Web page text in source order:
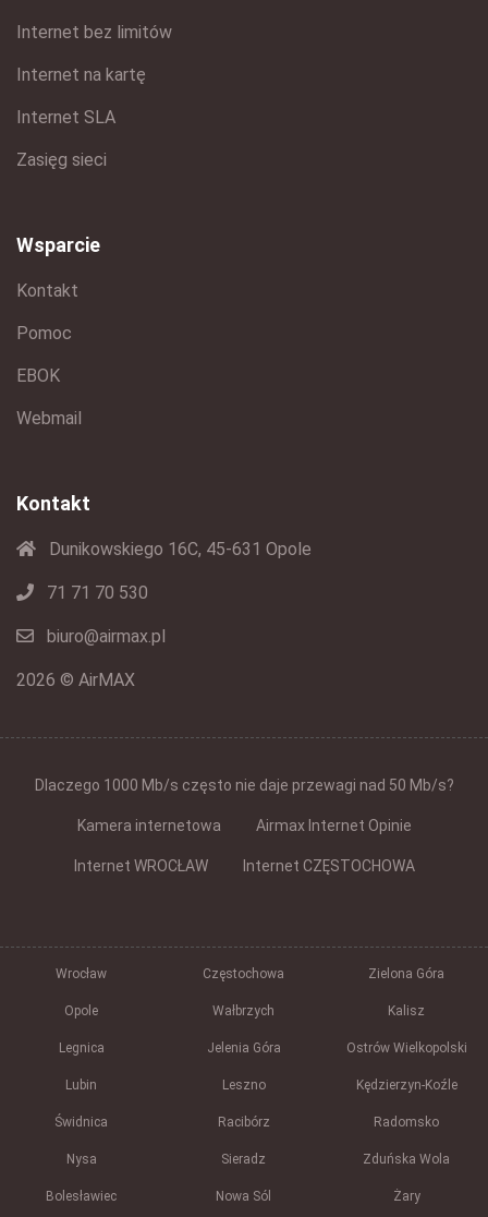
Internet bez limitów
Internet na kartę
Internet SLA
Zasięg sieci
Wsparcie
Kontakt
Pomoc
EBOK
Webmail
Kontakt
Dunikowskiego 16C, 45-631 Opole
71 71 70 530
biuro@airmax.pl
2026 © AirMAX
Dlaczego 1000 Mb/s często nie daje przewagi nad 50 Mb/s?
Kamera internetowa Airmax Internet Opinie
Internet WROCŁAW Internet CZĘSTOCHOWA
Wrocław Częstochowa Zielona Góra
Opole Wałbrzych Kalisz
Legnica Jelenia Góra Ostrów Wielkopolski
Lubin Leszno Kędzierzyn-Koźle
Świdnica Racibórz Radomsko
Nysa Sieradz Zduńska Wola
Bolesławiec Nowa Sól Żary